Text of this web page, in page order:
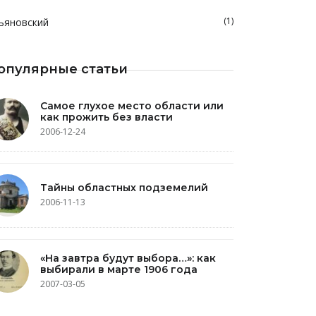
(1)
статьи
Самое глухое место области или
как прожить без власти
2006-12-24
Тайны областных подземелий
2006-11-13
«На завтра будут выбора…»: как
выбирали в марте 1906 года
2007-03-05